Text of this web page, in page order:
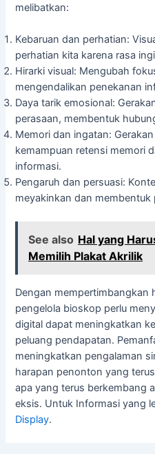
melibatkan:
Kebaruan dan perhatian:
perhatian kita karena rasa
Hirarki visual: Mengubah
mengendalikan penekanan
Daya tarik emosional:
perasaan, membentuk
Memori dan ingatan:
kemampuan retensi memori
informasi.
Pengaruh dan persuasi:
meyakinkan dan membentuk
See also Hal yang
Memilih Plakat Akrilik
Dengan mempertimbangkan
pengelola bioskop perlu
digital dapat meningkatkan
peluang pendapatan.
meningkatkan pengalaman
harapan penonton yang
apa yang terus berkembang
eksis. Untuk Informasi yang
Display.